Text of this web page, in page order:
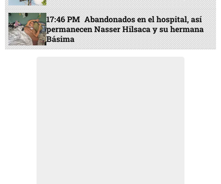
17:46 PM Abandonados en el hospital, así
permanecen Nasser Hilsaca y su hermana
Básima